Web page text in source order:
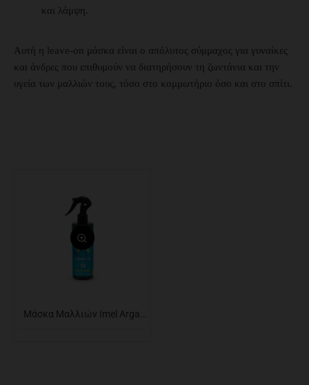
και λάμψη.
Αυτή η leave-on μάσκα είναι ο απόλυτος σύμμαχος για γυναίκες
και άνδρες που επιθυμούν να διατηρήσουν τη ζωντάνια και την
υγεία των μαλλιών τους, τόσο στο κομμωτήριο όσο και στο σπίτι.